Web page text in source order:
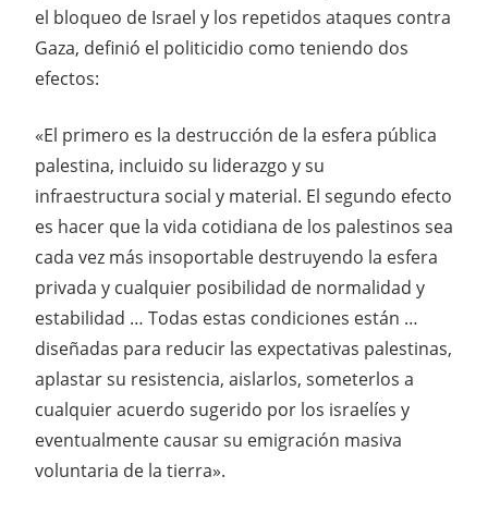
el bloqueo de Israel y los repetidos ataques contra
Gaza, definió el politicidio como teniendo dos
efectos:
«El primero es la destrucción de la esfera pública
palestina, incluido su liderazgo y su
infraestructura social y material. El segundo efecto
es hacer que la vida cotidiana de los palestinos sea
cada vez más insoportable destruyendo la esfera
privada y cualquier posibilidad de normalidad y
estabilidad … Todas estas condiciones están …
diseñadas para reducir las expectativas palestinas,
aplastar su resistencia, aislarlos, someterlos a
cualquier acuerdo sugerido por los israelíes y
eventualmente causar su emigración masiva
voluntaria de la tierra».